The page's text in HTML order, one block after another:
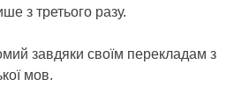
з третього разу.
завдяки своїм перекладам з
мов.